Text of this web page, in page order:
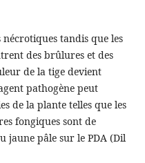
nécrotiques tandis que les
des brûlures et des
de la tige devient
pathogène peut
de la plante telles que les
fongiques sont de
jaune pâle sur le PDA (Dil